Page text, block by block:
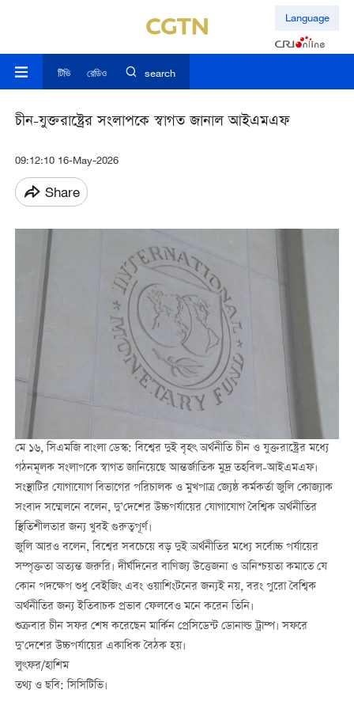
Language
টিভি রেডিও search
চীন-যুক্তরাষ্ট্রের সংলাপকে স্বাগত জানাল আইএমএফ
09:12:10 16-May-2026
Share
মে ১৬, সিএমজি বাংলা ডেস্ক: বিশ্বের দুই বৃহৎ অর্থনীতি চীন ও যুক্তরাষ্ট্রের মধ্যে
গঠনমূলক সংলাপকে স্বাগত জানিয়েছে আন্তর্জাতিক মুদ্র তহবিল-আইএমএফ।
সংস্থাটির যোগাযোগ বিভাগের পরিচালক ও মুখপাত্র জ্যেষ্ঠ কর্মকর্তা জুলি কোজ্যাক
সংবাদ সম্মেলনে বলেন, দু’দেশের উচ্চপর্যায়ের যোগাযোগ বৈশ্বিক অর্থনীতির
স্থিতিশীলতার জন্য খুবই গুরুত্বপূর্ণ।
জুলি আরও বলেন, বিশ্বের সবচেয়ে বড় দুই অর্থনীতির মধ্যে সর্বোচ্চ পর্যায়ের
সম্পৃক্ততা অত্যন্ত জরুরি। দীর্ঘদিনের বাণিজ্য উত্তেজনা ও অনিশ্চয়তা কমাতে যে
কোন পদক্ষেপ শুধু বেইজিং এবং ওয়াশিংটনের জন্যই নয়, বরং পুরো বৈশ্বিক
অর্থনীতির জন্য ইতিবাচক প্রভাব ফেলবেও মনে করেন তিনি।
শুক্রবার চীন সফর শেষ করেছেন মার্কিন প্রেসিডেন্ট ডোনাল্ড ট্রাম্প। সফরে
দু’দেশের উচ্চপর্যায়ের একাধিক বৈঠক হয়।
লুৎফর/হাশিম
তথ্য ও ছবি: সিসিটিভি।